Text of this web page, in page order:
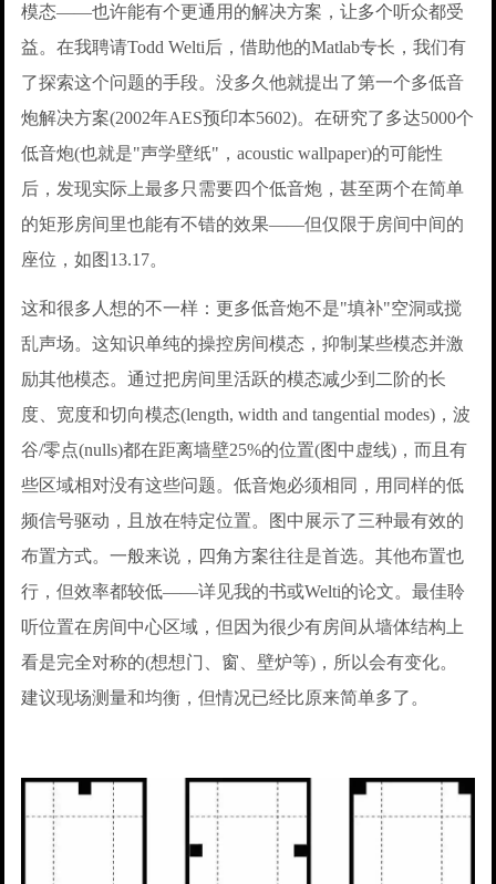
模态——也许能有个更通用的解决方案，让多个听众都受
益。在我聘请Todd Welti后，借助他的Matlab专长，我们有
了探索这个问题的手段。没多久他就提出了第一个多低音
炮解决方案(2002年AES预印本5602)。在研究了多达5000个
低音炮(也就是"声学壁纸"，acoustic wallpaper)的可能性
后，发现实际上最多只需要四个低音炮，甚至两个在简单
的矩形房间里也能有不错的效果——但仅限于房间中间的
座位，如图13.17。
这和很多人想的不一样：更多低音炮不是"填补"空洞或搅
乱声场。这知识单纯的操控房间模态，抑制某些模态并激
励其他模态。通过把房间里活跃的模态减少到二阶的长
度、宽度和切向模态(length, width and tangential modes)，波
谷/零点(nulls)都在距离墙壁25%的位置(图中虚线)，而且有
些区域相对没有这些问题。低音炮必须相同，用同样的低
频信号驱动，且放在特定位置。图中展示了三种最有效的
布置方式。一般来说，四角方案往往是首选。其他布置也
行，但效率都较低——详见我的书或Welti的论文。最佳聆
听位置在房间中心区域，但因为很少有房间从墙体结构上
看是完全对称的(想想门、窗、壁炉等)，所以会有变化。
建议现场测量和均衡，但情况已经比原来简单多了。